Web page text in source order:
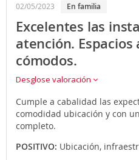
02/05/2023 en familia
Excelentes las
atención. Espacios
cómodos.
Desglose valoración
Cumple a cabalidad las
comodidad ubicación y con
completo.
POSITIVO: Ubicación,